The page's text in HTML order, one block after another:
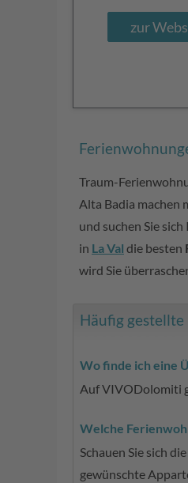
zur
Traum-
Alta Badia machen
und suchen Sie
in La Val die besten
wird Sie
Häufig gestellte
Wo finde ich eine
Auf VIVODolomiti
Welche
Schauen Sie sich
gewünschte